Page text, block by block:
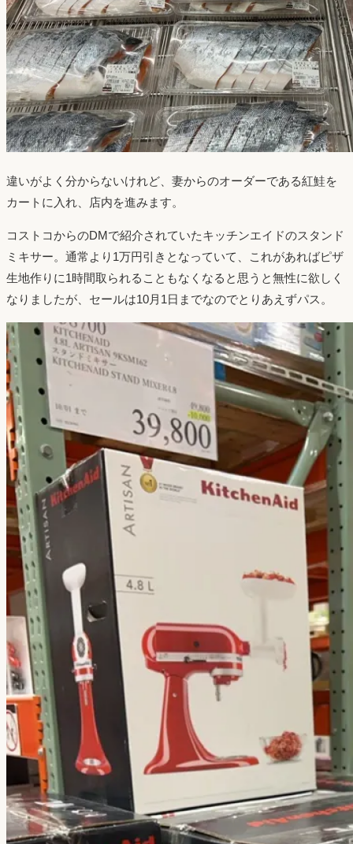
違いがよく分からないけれど、妻からのオーダーである紅鮭を
カートに入れ、店内を進みます。
コストコからのDMで紹介されていたキッチンエイドのスタンド
ミキサー。通常より1万円引きとなっていて、これがあればピザ
生地作りに1時間取られることもなくなると思うと無性に欲しく
なりましたが、セールは10月1日までなのでとりあえずパス。